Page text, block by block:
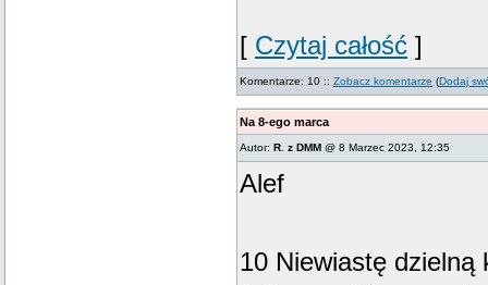
[ Czytaj całość ]
Komentarze: 10 :: Zobacz komentarze (Dodaj
Na 8-ego marca
Autor: R. z DMM @ 8 Marzec 2023, 12:35
Alef
10 Niewiastę dzielną